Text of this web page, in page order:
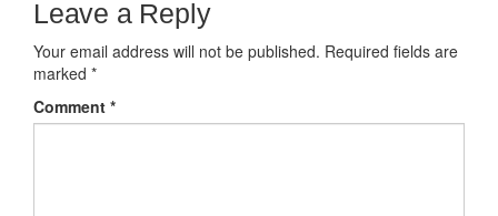
Leave a Reply
Your email address will not be published. Required fields are
marked *
Comment *